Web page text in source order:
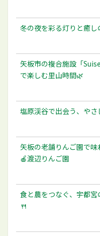
冬の夜を彩る灯りと癒
矢板市の複合施設「
で楽しむ里山時間🌿
塩原渓谷で出会う、やさ
矢板の老舗りんご園で
🍎渡辺りんご園
食と農をつなぐ、宇都
🍴